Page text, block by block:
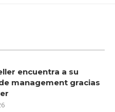
encuentra a su
management gracias